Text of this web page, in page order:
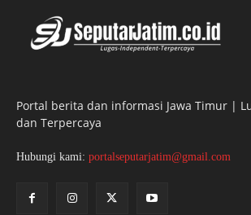
Portal berita dan informasi Jawa Timur |
dan Terpercaya
Hubungi kami: portalseputarjatim@gmail.com